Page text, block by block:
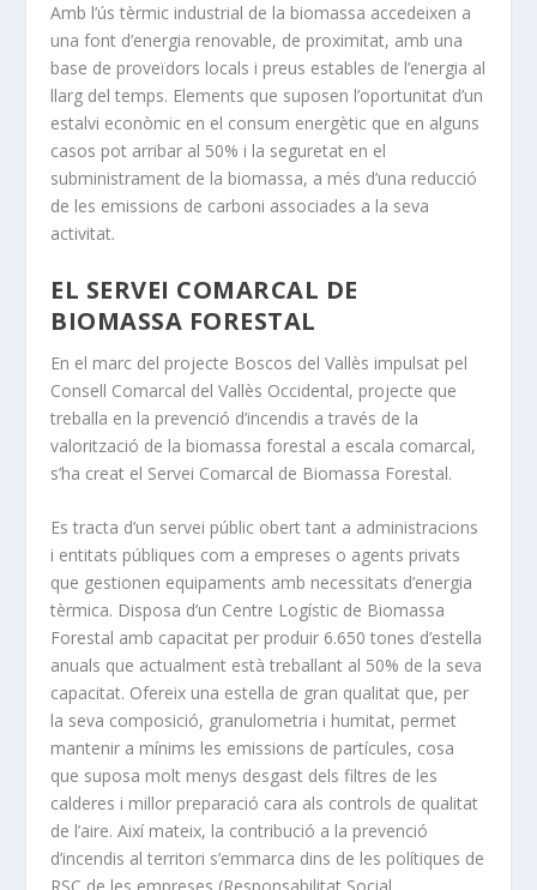
Amb l’ús tèrmic industrial de la biomassa accedeixen a
una font d’energia renovable, de proximitat, amb una
base de proveïdors locals i preus estables de l’energia al
llarg del temps. Elements que suposen l’oportunitat d’un
estalvi econòmic en el consum energètic que en alguns
casos pot arribar al 50% i la seguretat en el
subministrament de la biomassa, a més d’una reducció
de les emissions de carboni associades a la seva
activitat.
EL SERVEI COMARCAL DE
BIOMASSA FORESTAL
En el marc del projecte Boscos del Vallès impulsat pel
Consell Comarcal del Vallès Occidental, projecte que
treballa en la prevenció d’incendis a través de la
valorització de la biomassa forestal a escala comarcal,
s’ha creat el Servei Comarcal de Biomassa Forestal.
Es tracta d’un servei públic obert tant a administracions
i entitats públiques com a empreses o agents privats
que gestionen equipaments amb necessitats d’energia
tèrmica. Disposa d’un Centre Logístic de Biomassa
Forestal amb capacitat per produir 6.650 tones d’estella
anuals que actualment està treballant al 50% de la seva
capacitat. Ofereix una estella de gran qualitat que, per
la seva composició, granulometria i humitat, permet
mantenir a mínims les emissions de partícules, cosa
que suposa molt menys desgast dels filtres de les
calderes i millor preparació cara als controls de qualitat
de l’aire. Així mateix, la contribució a la prevenció
d’incendis al territori s’emmarca dins de les polítiques de